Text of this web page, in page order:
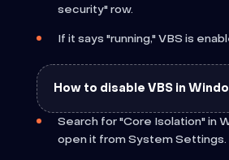
security" row.
If it says "running," VBS is
How to disable VBS in
Search for "Core Isolation" in
open it from System Settings.